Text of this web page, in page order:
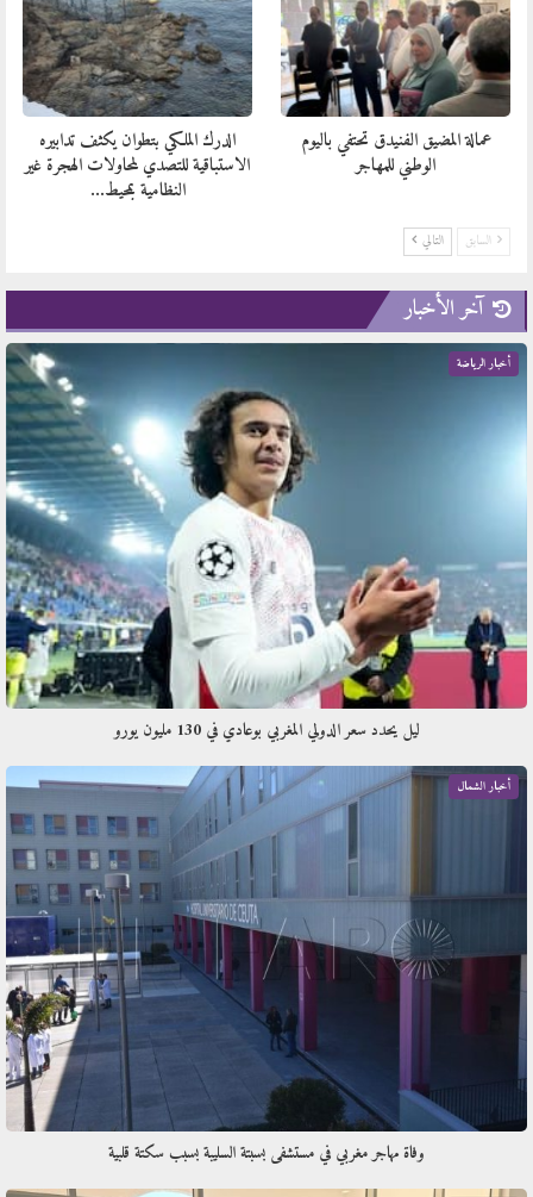
عمالة المضيق الفنيدق تحتفي باليوم
الوطني للمهاجر
الدرك الملكي بتطوان يكثف تدابيره
الاستباقية للتصدي لمحاولات الهجرة غير
النظامية بمحيط…
السابق التالي
آخر الأخبار
أخبار الرياضة
​ليل يحدد سعر الدولي المغربي بوعادي في 130 مليون يورو
أخبار الشمال
وفاة مهاجر مغربي في مستشفى بسبتة السليبة بسبب سكتة قلبية